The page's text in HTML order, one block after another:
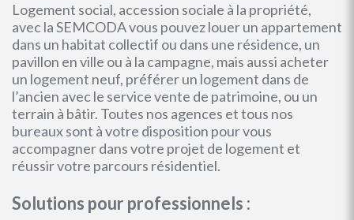
Logement social, accession sociale à la propriété,
avec la SEMCODA vous pouvez louer un appartement
dans un habitat collectif ou dans une résidence, un
pavillon en ville ou à la campagne, mais aussi acheter
un logement neuf, préférer un logement dans de
l’ancien avec le service vente de patrimoine, ou un
terrain à bâtir. Toutes nos agences et tous nos
bureaux sont à votre disposition pour vous
accompagner dans votre projet de logement et
réussir votre parcours résidentiel.
Solutions pour professionnels :